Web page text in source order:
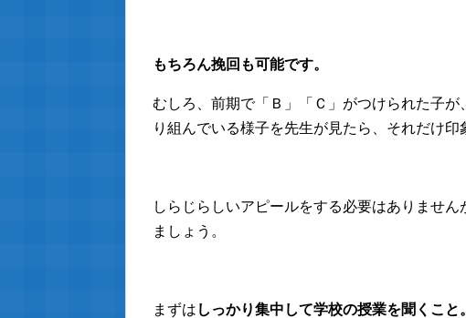
もちろん挽回も可能です。
むしろ、前期で「Ｂ」「Ｃ」がつけられた子
り組んでいる様子を先生が見たら、それだけ印
しらじらしいアピールをする必要はありませ
ましょう。
まずは しっかり集中して学校の授業を聞くこと。